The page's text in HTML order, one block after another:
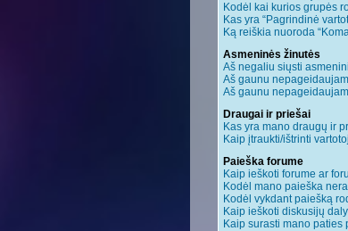
Kodėl kai kurios grupės
Kas yra “Pagrindinė
Ką reiškia nuoroda
Asmeninės žinutės
Aš negaliu siųsti
Aš gaunu
Aš gaunu
Draugai ir priešai
Kas yra mano draugų ir
Kaip įtraukti/ištrinti
Paieška forume
Kaip ieškoti forume ar
Kodėl mano paieška
Kodėl vykdant paiešką
Kaip ieškoti diskusijų
Kaip surasti mano paties